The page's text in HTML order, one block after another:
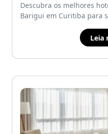
Descubra os melhores
Barigui em Curitiba para
Leia